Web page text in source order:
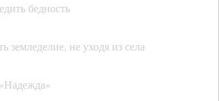
бедность
земледелие, не уходя из села